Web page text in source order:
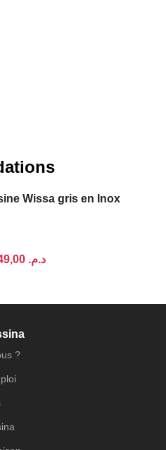
Wissa gris en Inox
د.م. 949,00
?